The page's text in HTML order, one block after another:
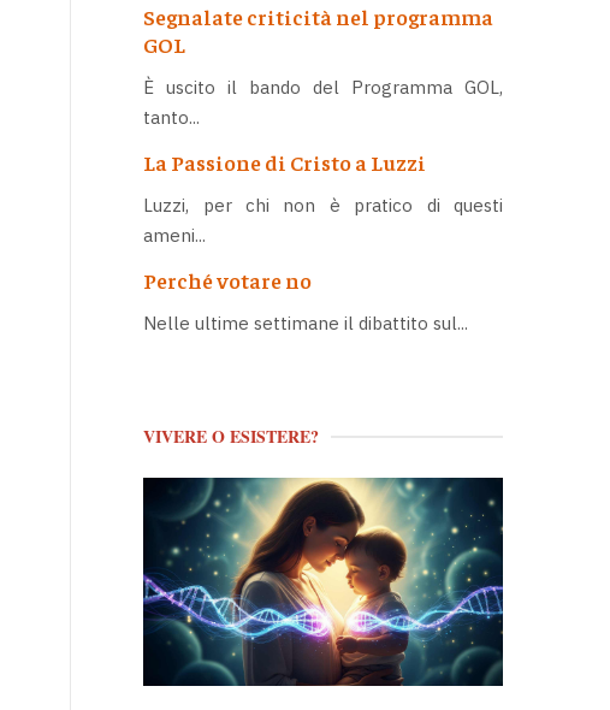
Segnalate criticità nel programma
GOL
È uscito il bando del Programma GOL,
tanto...
La Passione di Cristo a Luzzi
Luzzi, per chi non è pratico di questi
ameni...
Perché votare no
Nelle ultime settimane il dibattito sul...
VIVERE O ESISTERE?